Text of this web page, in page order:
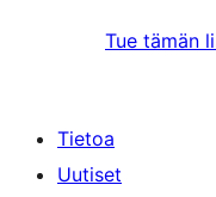
Tue tämän
Tietoa
Uutiset